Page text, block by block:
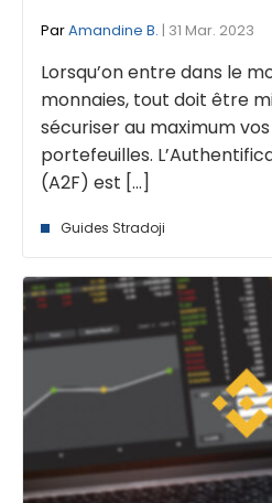
ParAmandine B. | 31 Mar. 2023
Lorsqu’on entre dans le
monnaies, tout doit être
sécuriser au maximum
portefeuilles.
(A2F) est [...]
Guides Stradoji